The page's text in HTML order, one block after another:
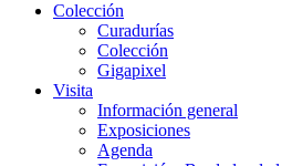
Colección
Curadurías
Colección
Gigapixel
Visita
Información general
Exposiciones
Agenda